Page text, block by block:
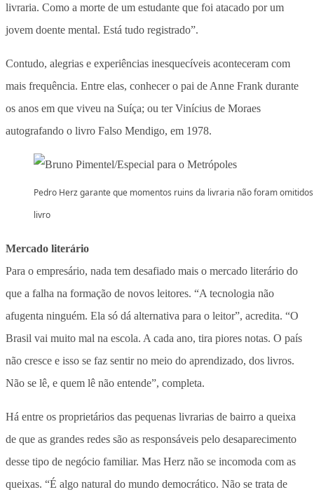
livraria. Como a morte de um estudante que foi atacado por um
jovem doente mental. Está tudo registrado”.
Contudo, alegrias e experiências inesquecíveis aconteceram com
mais frequência. Entre elas, conhecer o pai de Anne Frank durante
os anos em que viveu na Suíça; ou ter Vinícius de Moraes
autografando o livro Falso Mendigo, em 1978.
Pedro Herz garante que momentos ruins da livraria não foram
livro
Mercado literário
Para o empresário, nada tem desafiado mais o mercado literário do
que a falha na formação de novos leitores. “A tecnologia não
afugenta ninguém. Ela só dá alternativa para o leitor”, acredita. “O
Brasil vai muito mal na escola. A cada ano, tira piores notas. O país
não cresce e isso se faz sentir no meio do aprendizado, dos livros.
Não se lê, e quem lê não entende”, completa.
Há entre os proprietários das pequenas livrarias de bairro a queixa
de que as grandes redes são as responsáveis pelo desaparecimento
desse tipo de negócio familiar. Mas Herz não se incomoda com as
queixas. “É algo natural do mundo democrático. Não se trata de